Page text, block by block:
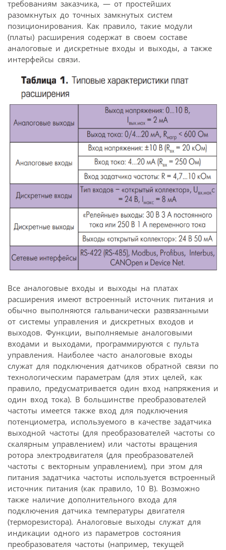
требованиям заказчика, — от простейших
разомкнутых до точных замкнутых систем
позиционирования. Как правило, такие модули
(платы) расширения содержат в своем составе
аналоговые и дискретные входы и выходы, а также
интерфейсы связи.
Все аналоговые входы и выходы на платах
расширения имеют встроенный источник питания и
обычно выполняются гальванически развязанными
от системы управления и дискретных входов и
выходов. Функции, выполняемые аналоговыми
входами и выходами, программируются с пульта
управления. Наиболее часто аналоговые входы
служат для подключения датчиков обратной связи по
технологическим параметрам (для этих целей, как
правило, предусматривается один вход напряжения и
один вход тока). В большинстве преобразователей
частоты имеется также вход для подключения
потенциометра, используемого в качестве задатчика
выходной частоты (для преобразователей частоты со
скалярным управлением) или частоты вращения
ротора электродвигателя (для преобразователей
частоты с векторным управлением), при этом для
питания задатчика частоты используется встроенный
источник питания (как правило, 10 В). Возможно
также наличие дополнительного входа для
подключения датчика температуры двигателя
(терморезистора). Аналоговые выходы служат для
индикации одного из параметров состояния
преобразователя частоты (например, текущей